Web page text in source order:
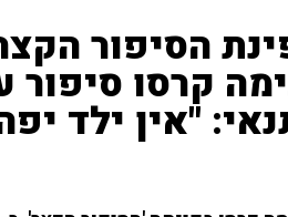
הסיפור
קרסו
"אין ילד